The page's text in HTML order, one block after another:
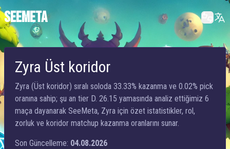
SEEMETA
Zyra Üst koridor
Zyra (Üst koridor) sıralı soloda 33.33% kazanma ve 0.02% pick
oranına sahip; şu an tier D. 26.15 yamasında analiz ettiğimiz 6
maça dayanarak SeeMeta, Zyra için özet istatistikler, rol,
zorluk ve koridor matchup kazanma oranlarını sunar.
Son Güncelleme: 04.08.2026